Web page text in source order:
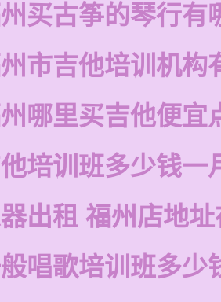
买古筝的琴行有
市吉他培训机构
哪里买吉他便宜
培训班多少钱一
出租 福州店地
唱歌培训班多少